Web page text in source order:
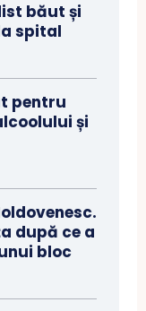
băut și
spital
pentru
și
după ce a
bloc